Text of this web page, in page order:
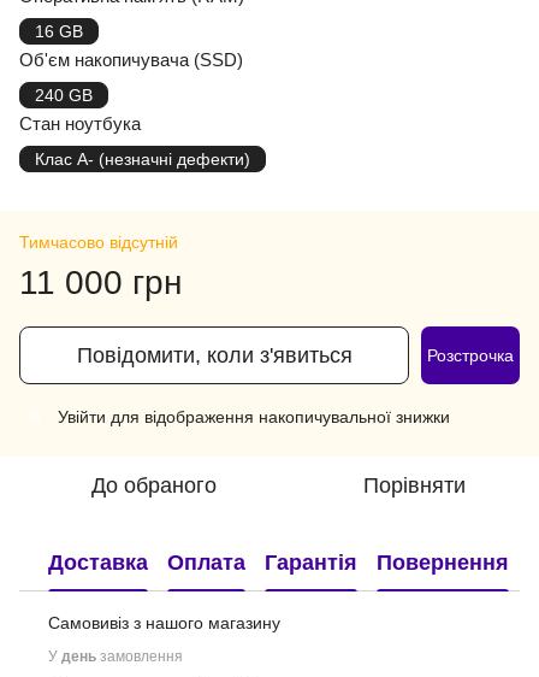
16 GB
Об'єм накопичувача (SSD)
240 GB
Стан ноутбука
Клас A- (незначні дефекти)
Тимчасово відсутній
11 000 грн
Повідомити, коли з'явиться Розстрочка
Увійти для відображення накопичувальної знижки
До обраного Порівняти
Доставка Оплата Гарантія Повернення
Самовивіз з нашого магазину
У день замовлення